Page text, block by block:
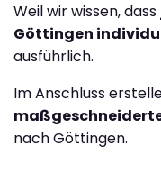
Weil wir wissen, dass
Göttingen
ausführlich.
Im Anschluss
nach Göttingen.